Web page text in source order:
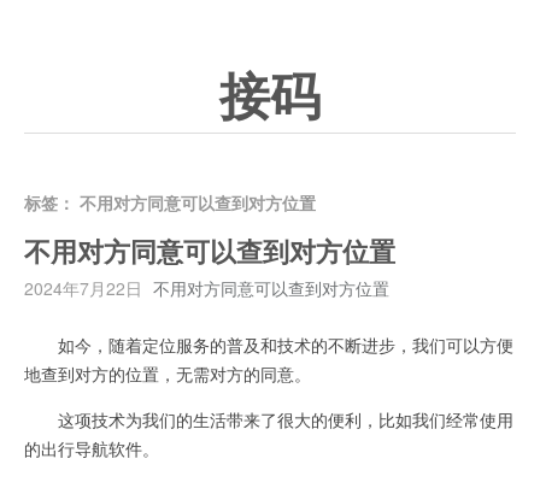
接码
标签： 不用对方同意可以查到对方位置
不用对方同意可以查到对方位置
2024年7月22日 不用对方同意可以查到对方位置
如今，随着定位服务的普及和技术的不断进步，我们可以方便
地查到对方的位置，无需对方的同意。
这项技术为我们的生活带来了很大的便利，比如我们经常使用
的出行导航软件。